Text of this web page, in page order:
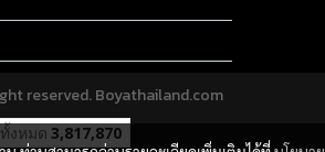
reserved. Boyathailand.com
งหมด 3,817,870